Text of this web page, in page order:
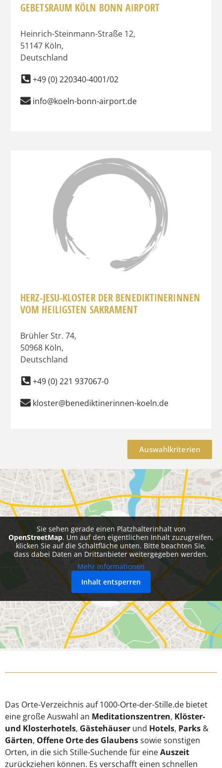
GEBETSRAUM KÖLN BONN AIRPORT
Heinrich-Steinmann-Straße 12,
51147 Köln,
Deutschland
+49 (0) 220340-4001/02
info@koeln-bonn-airport.de
HERZ-JESU-KLOSTER DER BENEDIKTINERINNEN
VOM HEILIGSTEN SAKRAMENT
Brühler Str. 74,
50968 Köln,
Deutschland
+49 (0) 221 937067-0
kloster@benediktinerinnen-koeln.de
Auswahlkriterien
Sie sehen gerade einen Platzhalterinhalt von
OpenStreetMap. Um auf den eigentlichen Inhalt zuzugreifen,
klicken Sie auf die Schaltfläche unten. Bitte beachten Sie,
dass dabei Daten an Drittanbieter weitergegeben werden.
Mehr Informationen
Inhalt entsperren
Das Orte-Verzeichnis auf 1000-Orte-der-Stille.de bietet
eine große Auswahl an Meditationszentren, Klöster-
und Klosterhotels, Gästehäuser und Hotels, Parks &
Gärten, Offene Orte des Glaubenssowie sonstigen
Orten, in die sich Stille-Suchende für eineAuszeit
zurückziehen können. Es verschafft einen schnellen